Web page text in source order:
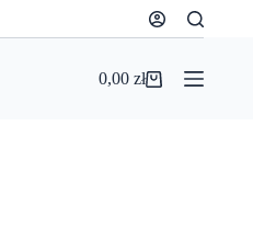
Koszyk
0,00zł